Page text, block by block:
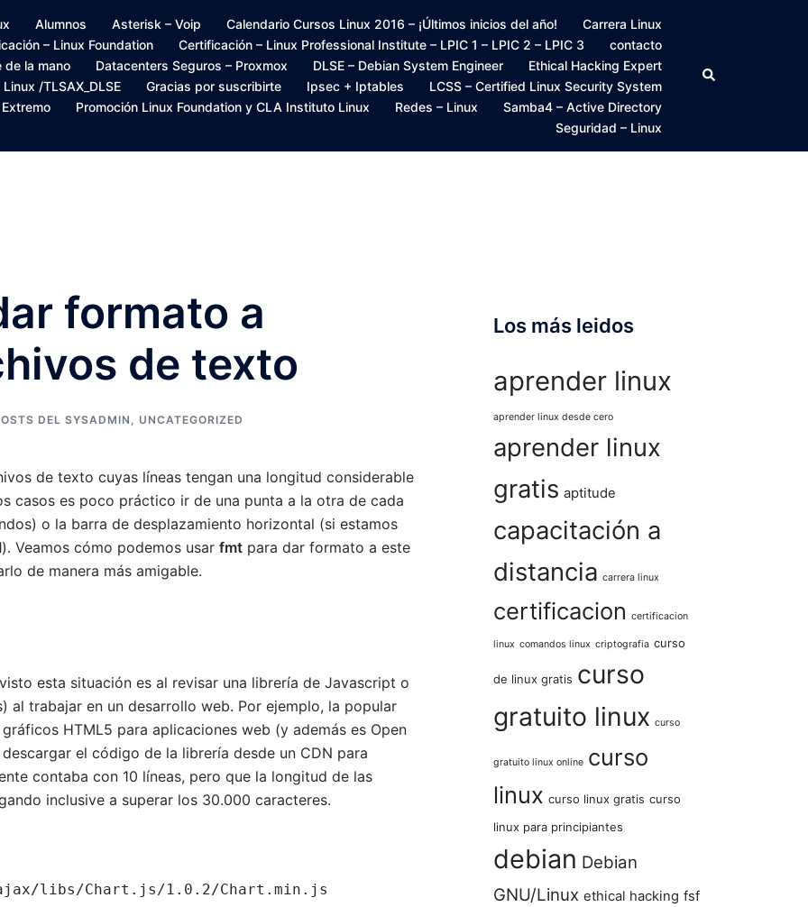
Alumnos Asterisk – Voip Calendario Cursos Linux 2016 – ¡Últimos inicios del año!
Carrera Linux
– Linux Foundation
Certificación – Linux Professional Institute – LPIC 1 – LPIC 2 – LPIC 3
contacto
de la mano
Datacenters Seguros – Proxmox DLSE – Debian System Engineer
Ethical Hacking Expert
/TLSAX_DLSE
Gracias por suscribirte Ipsec + Iptables
LCSS – Certified Linux Security System
Promoción Linux Foundation y CLA Instituto Linux Redes – Linux
Samba4 – Active Directory
Seguridad – Linux
Buscar
formato a
de texto
DEL SYSADMIN , UNCATEGORIZED
de texto cuyas líneas tengan una longitud considerable
casos es poco práctico ir de una punta a la otra de cada
o la barra de desplazamiento horizontal (si estamos
). Veamos cómo podemos usar fmt para dar formato a este
de manera más amigable.
esta situación es al revisar una librería de Javascript o
al trabajar en un desarrollo web. Por ejemplo, la popular
HTML5 para aplicaciones web (y además es Open
el código de la librería desde un CDN para
contaba con 10 líneas, pero que la longitud de las
inclusive a superar los 30.000 caracteres.
libs/Chart.js/1.0.2/Chart.min.js
Los más leidos
aprender linux
aprender linux desde cero
aprender linux
gratis aptitude
capacitación a
distancia carrera linux
certificacion certificacion
linux comandos linux criptografia curso
de linux gratis curso
gratuito linux curso
gratuito linux online curso
linux curso linux gratis curso
linux para principiantes
debian Debian
GNU/Linux ethical hacking fsf